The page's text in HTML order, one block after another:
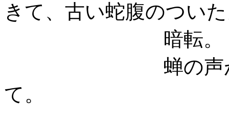
きて、古い蛇腹のつい
暗転。
蝉の
て。